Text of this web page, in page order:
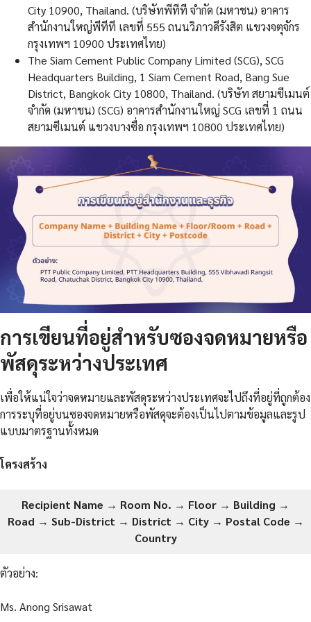
City 10900, Thailand. (บริษัทพีทีที จำกัด (มหาชน) อาคาร
สำนักงานใหญ่พีทีที เลขที่ 555 ถนนวิภาวดีรังสิต แขวงจตุจักร
กรุงเทพฯ 10900 ประเทศไทย)
The Siam Cement Public Company Limited (SCG), SCG
Headquarters Building, 1 Siam Cement Road, Bang Sue
District, Bangkok City 10800, Thailand. (บริษัท สยามซีเมนต์
จำกัด (มหาชน) (SCG) อาคารสำนักงานใหญ่ SCG เลขที่ 1 ถนน
สยามซีเมนต์ แขวงบางซื่อ กรุงเทพฯ 10800 ประเทศไทย)
การเขียนที่อยู่สำหรับซองจดหมายหรือ
พัสดุระหว่างประเทศ
เพื่อให้แน่ใจว่าจดหมายและพัสดุระหว่างประเทศจะไปถึงที่อยู่ที่ถูกต้อง
การระบุที่อยู่บนซองจดหมายหรือพัสดุจะต้องเป็นไปตามข้อมูลและรูป
แบบมาตรฐานทั้งหมด
โครงสร้าง
Recipient Name → Room No. → Floor → Building →
Road → Sub-District → District → City → Postal Code →
Country
ตัวอย่าง:
Ms. Anong Srisawat